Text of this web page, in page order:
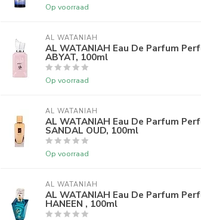
Op voorraad
AL WATANIAH
AL WATANIAH Eau De Parfum
ABYAT, 100ml
Op voorraad
AL WATANIAH
AL WATANIAH Eau De Parfum
SANDAL OUD, 100ml
Op voorraad
AL WATANIAH
AL WATANIAH Eau De Parfum
HANEEN , 100ml